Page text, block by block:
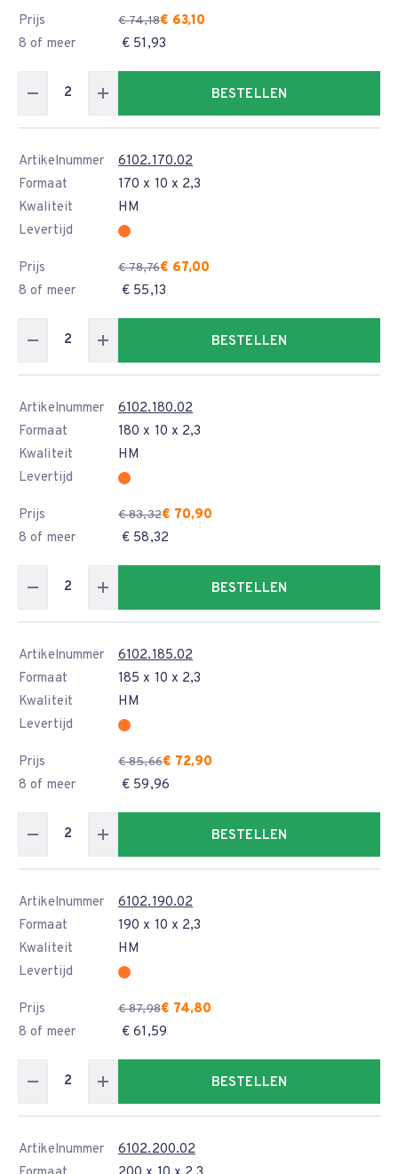
Prijs € 74,18€ 63,10
8 of meer
€ 51,93
BESTELLEN
Artikelnummer
6102.170.02
Formaat
170 x 10 x 2,3
Kwaliteit
HM
Levertijd
Prijs € 78,76€ 67,00
8 of meer
€ 55,13
BESTELLEN
Artikelnummer
6102.180.02
Formaat
180 x 10 x 2,3
Kwaliteit
HM
Levertijd
Prijs € 83,32€ 70,90
8 of meer
€ 58,32
BESTELLEN
Artikelnummer
6102.185.02
Formaat
185 x 10 x 2,3
Kwaliteit
HM
Levertijd
Prijs € 85,66€ 72,90
8 of meer
€ 59,96
BESTELLEN
Artikelnummer
6102.190.02
Formaat
190 x 10 x 2,3
Kwaliteit
HM
Levertijd
Prijs € 87,98€ 74,80
8 of meer
€ 61,59
BESTELLEN
Artikelnummer
6102.200.02